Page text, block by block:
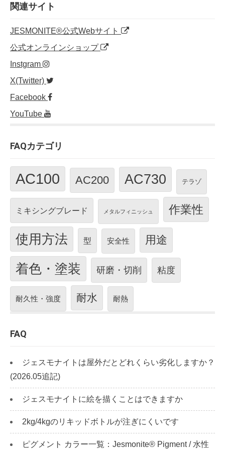
o
o
k
関連サイト
JESMONITE®公式Webサイト
公式オンラインショップ
Instgram
X(Twitter)
Facebook
YouTube
FAQカテゴリ
AC100 AC200 AC730 テラゾ
ミキシングブレード メタルフィニッシュ 作業性
使用方法 型 安全性 用途
着色・塗装 研磨・切削 粘度
耐久性・強度 耐水 耐熱
FAQ
ジェスモナイトは屋外だとどれくらい劣化しますか？
(2026.05追記)
ジェスモナイトに絵を描くことはできますか
2kg/4kgのリキッドボトルが注ぎにくいです
ピグメント カラー一覧：Jesmonite® Pigment / 水性